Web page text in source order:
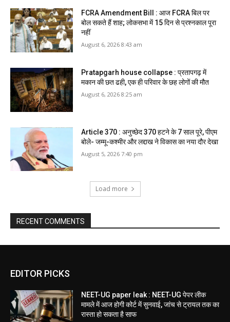
FCRA Amendment Bill : आज FCRA बिल पर
बोल सकते हैं शाह; लोकसभा में 15 दिन से प्रश्नकाल पूरा
नहीं
August 6, 2026 8:43 am
Pratapgarh house collapse : प्रतापगढ़ में
मकान की छत ढही, एक ही परिवार के छह लोगों की मौत
August 6, 2026 8:25 am
Article 370 : अनुच्छेद 370 हटने के 7 साल पूरे, पीएम
बोले- जम्मू-कश्मीर और लद्दाख ने विकास का नया दौर देखा
August 5, 2026 7:40 pm
Load more
RECENT COMMENTS
EDITOR PICKS
NEET-UG paper leak : NEET-UG पेपर लीक
मामले में आज होगी कोर्ट में सुनवाई, जांच से ट्रायल तक का
रास्ता हो सकता है साफ